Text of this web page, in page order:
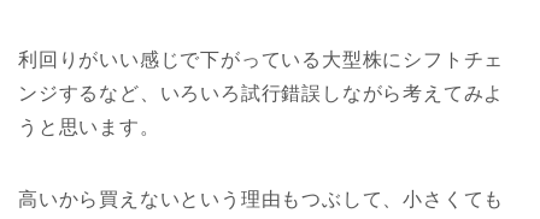
利回りがいい感じで下がっている大型株にシフトチェ
ンジするなど、いろいろ試行錯誤しながら考えてみよ
うと思います。
高いから買えないという理由もつぶして、小さくても